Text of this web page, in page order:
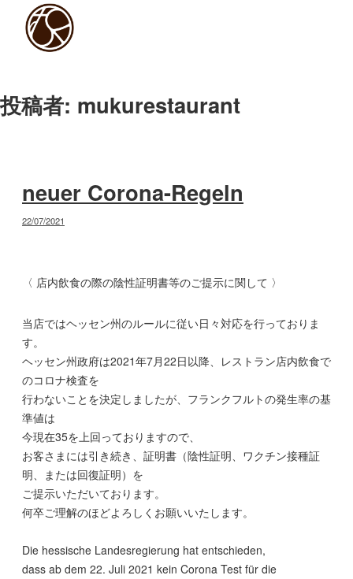
コ
ン
テ
へ
投稿者: mukurestaurant
neuer Corona-Regeln
投
22/07/2021
〈 店内飲食の際の陰性証明書等のご提示に関して 〉
当店ではヘッセン州のルールに従い日々対応を行っておりま
す。
ヘッセン州政府は2021年7月22日以降、レストラン店内飲食で
のコロナ検査を
行わないことを決定しましたが、フランクフルトの発生率の基
準値は
今現在35を上回っておりますので、
お客さまには引き続き、証明書（陰性証明、ワクチン接種証
明、または回復証明）を
ご提示いただいております。
何卒ご理解のほどよろしくお願いいたします。
Die hessische Landesregierung hat entschieden,
dass ab dem 22. Juli 2021 kein Corona Test für die